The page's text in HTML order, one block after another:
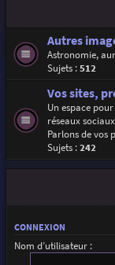
Autres
Astronomie,
Sujets :512
Vos sites,
Un espace
réseaux
Parlons de vos
Sujets :242
CONNEXION
Nom d’utilisateur :